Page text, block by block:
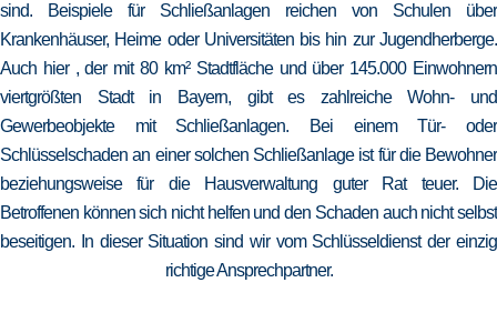
sind. Beispiele für Schließanlagen reichen von Schulen über
Krankenhäuser, Heime oder Universitäten bis hin zur Jugendherberge.
Auch hier , der mit 80 km² Stadtfläche und über 145.000 Einwohnern
viertgrößten Stadt in Bayern, gibt es zahlreiche Wohn- und
Gewerbeobjekte mit Schließanlagen. Bei einem Tür- oder
Schlüsselschaden an einer solchen Schließanlage ist für die Bewohner
beziehungsweise für die Hausverwaltung guter Rat teuer. Die
Betroffenen können sich nicht helfen und den Schaden auch nicht selbst
beseitigen. In dieser Situation sind wir vom Schlüsseldienst der einzig
richtige Ansprechpartner.